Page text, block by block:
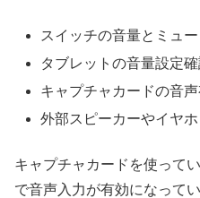
スイッチの音量とミュ
タブレットの音量設定
キャプチャカードの音
外部スピーカーやイヤ
キャプチャカードを使って
で音声入力が有効になって